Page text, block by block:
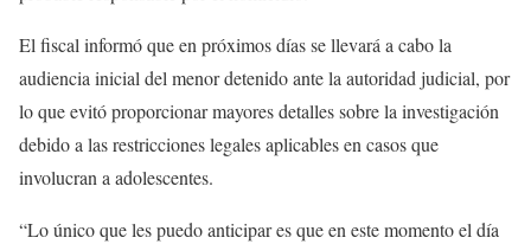
El fiscal informó que en próximos días se llevará a cabo la
audiencia inicial del menor detenido ante la autoridad judicial, por
lo que evitó proporcionar mayores detalles sobre la investigación
debido a las restricciones legales aplicables en casos que
involucran a adolescentes.
“Lo único que les puedo anticipar es que en este momento el día